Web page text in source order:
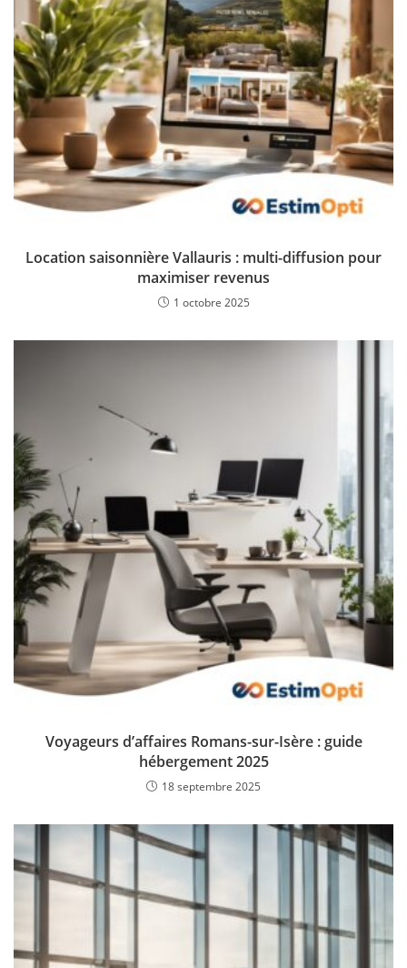
Location saisonnière Vallauris : multi-diffusion pour
maximiser revenus
1 octobre 2025
Voyageurs d’affaires Romans-sur-Isère : guide
hébergement 2025
18 septembre 2025